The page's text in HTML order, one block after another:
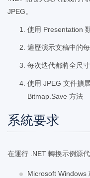
JPEG。
使用 Presentation
遍歷演示文稿中的
每次迭代都將全尺
使用 JPEG 文件擴
Bitmap.Save 方法
系統要求
在運行 .NET 轉換示例源
Microsoft Windows